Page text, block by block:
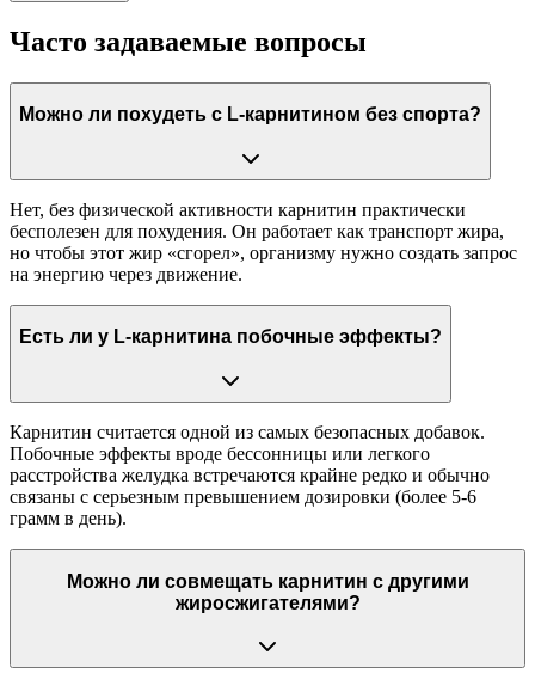
Часто задаваемые вопросы
Можно ли похудеть с L-карнитином без спорта?
Нет, без физической активности карнитин практически
бесполезен для похудения. Он работает как транспорт жира,
но чтобы этот жир «сгорел», организму нужно создать запрос
на энергию через движение.
Есть ли у L-карнитина побочные эффекты?
Карнитин считается одной из самых безопасных добавок.
Побочные эффекты вроде бессонницы или легкого
расстройства желудка встречаются крайне редко и обычно
связаны с серьезным превышением дозировки (более 5-6
грамм в день).
Можно ли совмещать карнитин с другими
жиросжигателями?